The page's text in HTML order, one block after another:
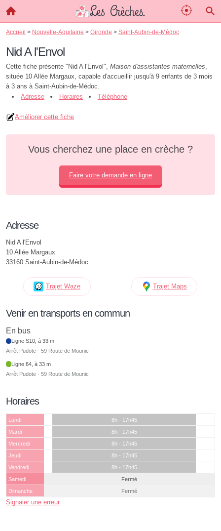
Accueil > Nouvelle-Aquitaine > Gironde > Saint-Aubin-de-Médoc
Nid A l'Envol
Cette fiche présente "Nid A l'Envol", Maison d'assistantes maternelles,
située 10 Allée Margaux, capable d'accueillir jusqu'à 9 enfants de 3 mois
à 3 ans à Saint-Aubin-de-Médoc.
Adresse
Horaires Téléphone
Améliorer cette fiche
Vous cherchez une place en crèche ?
Faire votre demande en ligne
Adresse
Nid A l'Envol
10 Allée Margaux
33160 Saint-Aubin-de-Médoc
Trajet Waze Trajet Maps
Venir en transports en commun
En bus
Ligne S10, à 33 m
Arrêt Pudote - 59 Route de Mounic
Ligne 84, à 33 m
Arrêt Pudote - 59 Route de Mounic
Horaires
Lundi
8h - 17h45
Mardi
8h - 17h45
Mercredi
8h - 17h45
Jeudi
8h - 17h45
Vendredi
8h - 17h45
Samedi
Fermé
Dimanche
Fermé
Signaler une erreur